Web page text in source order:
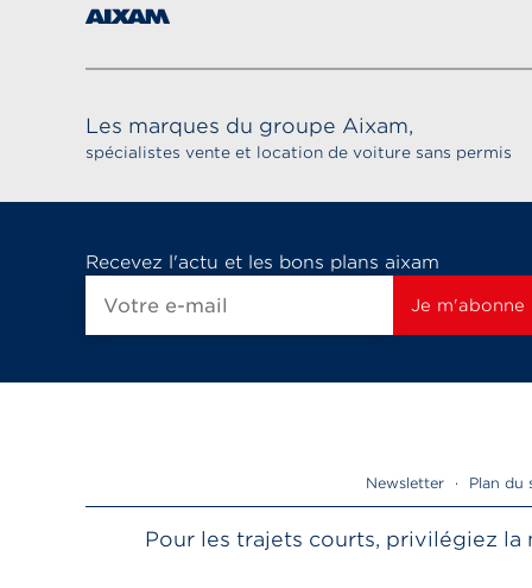
Les marques du groupe Aixam,
spécialistes vente et location de voiture sans permis
Recevez l'actu et les bons plans aixam
Newsletter · Plan du
Pour les trajets courts, privilégiez